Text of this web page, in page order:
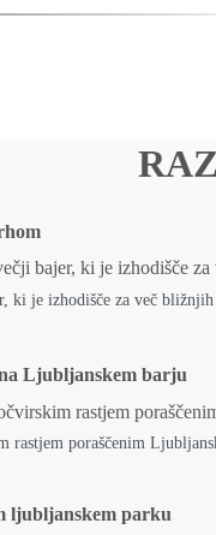
ki je izhodišče za več
Ljubljanskem barju
rastjem poraščenim
ljubljanskem parku